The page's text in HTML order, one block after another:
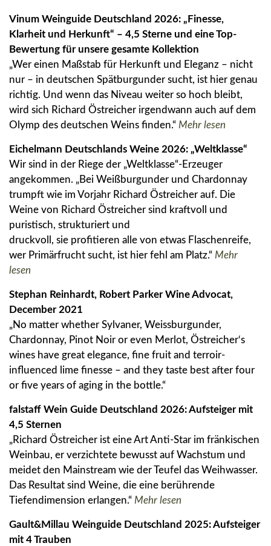
Vinum Weinguide Deutschland 2026: „Finesse,
Klarheit und Herkunft“ – 4,5 Sterne und eine Top-
Bewertung für unsere gesamte Kollektion
„Wer einen Maßstab für Herkunft und Eleganz – nicht
nur – in deutschen Spätburgunder sucht, ist hier genau
richtig. Und wenn das Niveau weiter so hoch bleibt,
wird sich Richard Östreicher irgendwann auch auf dem
Olymp des deutschen Weins finden.“ Mehr lesen
Eichelmann Deutschlands Weine 2026: „Weltklasse“
Wir sind in der Riege der „Weltklasse“-Erzeuger
angekommen. „Bei Weißburgunder und Chardonnay
trumpft wie im Vorjahr Richard Östreicher auf. Die
Weine von Richard Östreicher sind kraftvoll und
puristisch, strukturiert und
druckvoll, sie profitieren alle von etwas Flaschenreife,
wer Primärfrucht sucht, ist hier fehl am Platz.“ Mehr
lesen
Stephan Reinhardt, Robert Parker Wine Advocat,
December 2021
„No matter whether Sylvaner, Weissburgunder,
Chardonnay, Pinot Noir or even Merlot, Östreicher‘s
wines have great elegance, fine fruit and terroir-
influenced lime finesse – and they taste best after four
or five years of aging in the bottle.“
falstaff Wein Guide Deutschland 2026: Aufsteiger mit
4,5 Sternen
„Richard Östreicher ist eine Art Anti-Star im fränkischen
Weinbau, er verzichtete bewusst auf Wachstum und
meidet den Mainstream wie der Teufel das Weihwasser.
Das Resultat sind Weine, die eine berührende
Tiefendimension erlangen.“ Mehr lesen
Gault&Millau Weinguide Deutschland 2025: Aufsteiger
mit 4 Trauben